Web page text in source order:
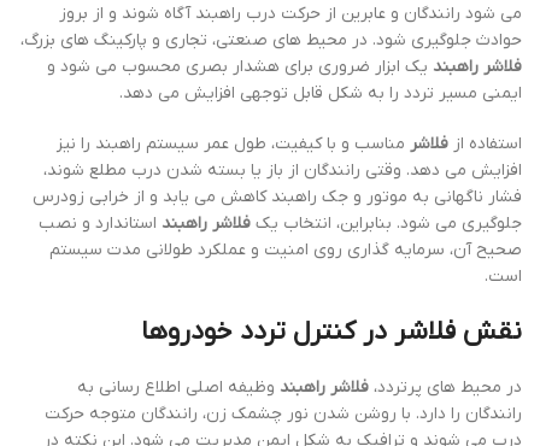
می شود رانندگان و عابرین از حرکت درب راهبند آگاه شوند و از بروز
حوادث جلوگیری شود. در محیط های صنعتی، تجاری و پارکینگ های بزرگ،
فلاشر راهبند یک ابزار ضروری برای هشدار بصری محسوب می شود و
ایمنی مسیر تردد را به شکل قابل توجهی افزایش می دهد.
استفاده از فلاشر مناسب و با کیفیت، طول عمر سیستم راهبند را نیز
افزایش می دهد. وقتی رانندگان از باز یا بسته شدن درب مطلع شوند،
فشار ناگهانی به موتور و جک راهبند کاهش می یابد و از خرابی زودرس
جلوگیری می شود. بنابراین، انتخاب یک فلاشر راهبند استاندارد و نصب
صحیح آن، سرمایه گذاری روی امنیت و عملکرد طولانی مدت سیستم
است.
نقش فلاشر در کنترل تردد خودروها
در محیط های پرتردد، فلاشر راهبند وظیفه اصلی اطلاع رسانی به
رانندگان را دارد. با روشن شدن نور چشمک زن، رانندگان متوجه حرکت
درب می شوند و ترافیک به شکل ایمن مدیریت می شود. این نکته در